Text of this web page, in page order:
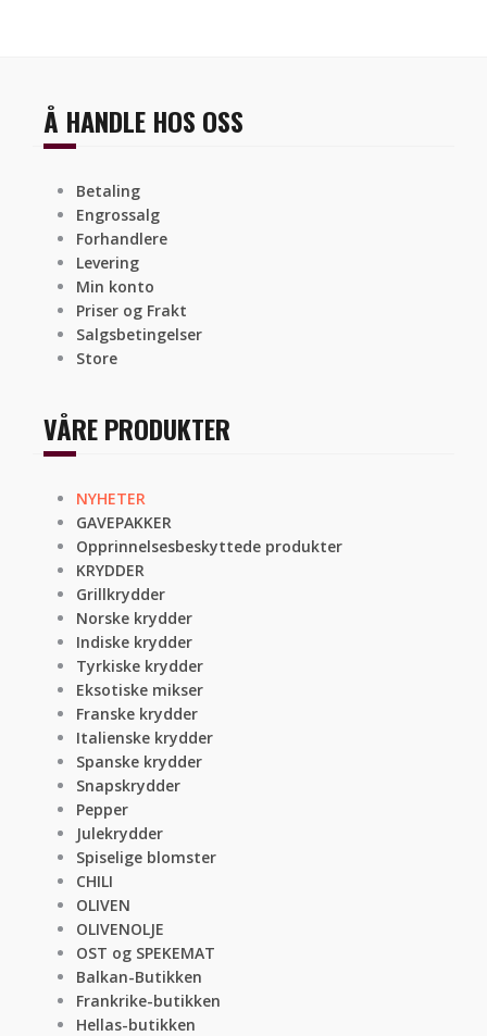
Å HANDLE HOS OSS
Betaling
Engrossalg
Forhandlere
Levering
Min konto
Priser og Frakt
Salgsbetingelser
Store
VÅRE PRODUKTER
NYHETER
GAVEPAKKER
Opprinnelsesbeskyttede produkter
KRYDDER
Grillkrydder
Norske krydder
Indiske krydder
Tyrkiske krydder
Eksotiske mikser
Franske krydder
Italienske krydder
Spanske krydder
Snapskrydder
Pepper
Julekrydder
Spiselige blomster
CHILI
OLIVEN
OLIVENOLJE
OST og SPEKEMAT
Balkan-Butikken
Frankrike-butikken
Hellas-butikken